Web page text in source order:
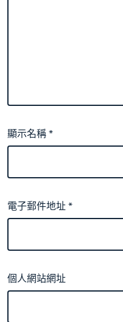
顯示名稱*
電子郵件地址*
個人網站網址